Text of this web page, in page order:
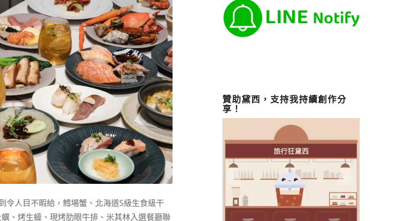
令人目不暇給，鱈場蟹、北海道S級生食級干
、烤生蠔、現烤肋眼牛排、米其林入選餐廳聯
贊助黛西，支持我持續創作分
享！